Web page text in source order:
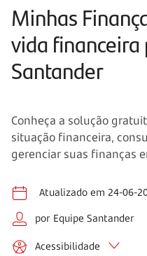
Minhas
vida financeira
Santander
Conheça a solução
situação financeira,
gerenciar suas finanças
Atualizado em 24-06-
por Equipe Santander
Acessibilidade